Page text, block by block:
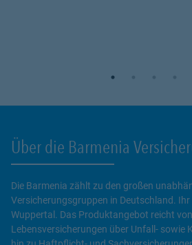
Über die Barmenia
Die Barmenia zählt zu den großen
Versicherungsgruppen in Deutschland.
Wuppertal. Das Produktangebot reicht
Lebensversicherungen über Unfall- sowie